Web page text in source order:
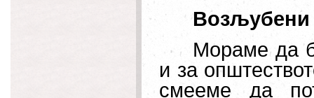
Возљубени
Мораме да
и за
смееме да